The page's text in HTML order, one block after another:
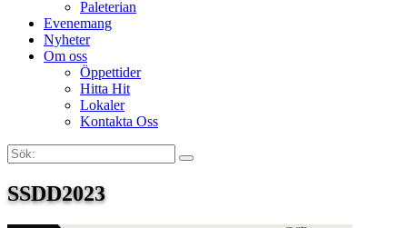
Paleterian
Evenemang
Nyheter
Om oss
Öppettider
Hitta Hit
Lokaler
Kontakta Oss
Sök:
Search
SSDD2023